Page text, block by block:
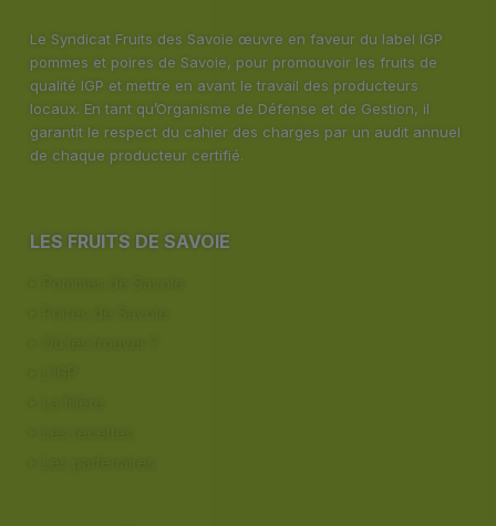
Le Syndicat Fruits des Savoie œuvre en faveur du label IGP
pommes et poires de Savoie, pour promouvoir les fruits de
qualité IGP et mettre en avant le travail des producteurs
locaux. En tant qu’Organisme de Défense et de Gestion, il
garantit le respect du cahier des charges par un audit annuel
de chaque producteur certifié.
LES FRUITS DE SAVOIE